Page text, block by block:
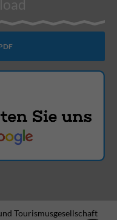
Tourismusgesellschaft